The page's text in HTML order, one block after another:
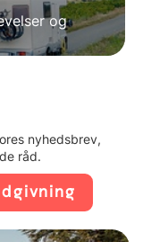
og
nyhedsbrev,
råd.